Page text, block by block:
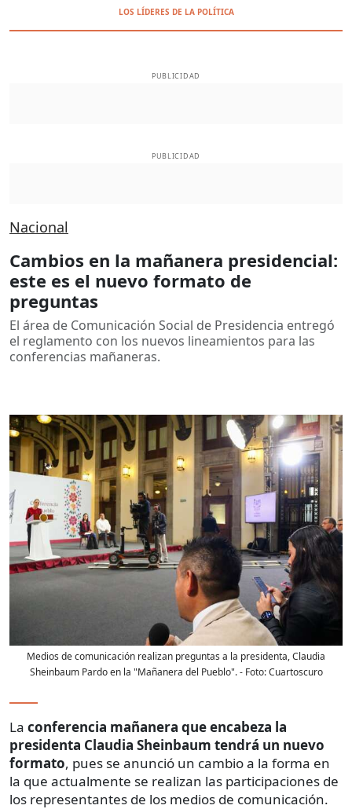
LOS LÍDERES DE LA POLÍTICA
PUBLICIDAD
PUBLICIDAD
Nacional
Cambios en la mañanera presidencial:
este es el nuevo formato de
preguntas
El área de Comunicación Social de Presidencia entregó
el reglamento con los nuevos lineamientos para las
conferencias mañaneras.
Medios de comunicación realizan preguntas a la presidenta, Claudia
Sheinbaum Pardo en la "Mañanera del Pueblo".- Foto:Cuartoscuro
La conferencia mañanera que encabeza la
presidenta Claudia Sheinbaum tendrá un nuevo
formato, pues se anunció un cambio a la forma en
la que actualmente se realizan las participaciones de
los representantes de los medios de comunicación.